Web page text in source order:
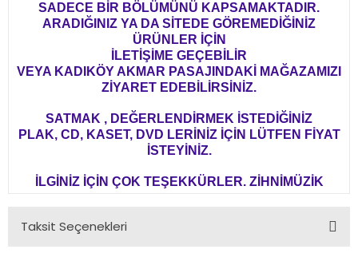
SADECE BİR BÖLÜMÜNÜ KAPSAMAKTADIR.
ARADIĞINIZ YA DA SİTEDE GÖREMEDİĞİNİZ
ÜRÜNLER İÇİN
İLETİŞİME GEÇEBİLİR
VEYA KADIKÖY AKMAR PASAJINDAKİ MAĞAZAMIZI
ZİYARET EDEBİLİRSİNİZ.
SATMAK , DEĞERLENDİRMEK İSTEDİĞİNİZ
PLAK, CD, KASET, DVD LERİNİZ İÇİN LÜTFEN FİYAT
İSTEYİNİZ.
İLGİNİZ İÇİN ÇOK TEŞEKKÜRLER. ZİHNİMÜZİK
Taksit Seçenekleri